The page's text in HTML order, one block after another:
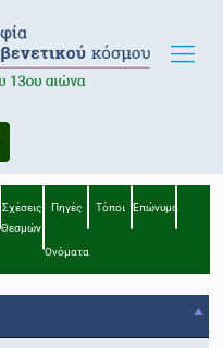
Σχέσεις
Θεσμών
Πηγές Τόποι Επώνυμα
Ονόματα